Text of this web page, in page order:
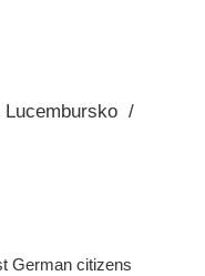
Lucembursko
German citizens